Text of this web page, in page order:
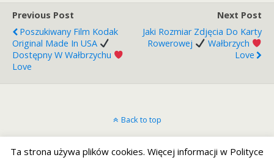
Previous Post
Poszukiwany Film Kodak
Original Made In USA
Dostępny W Wałbrzychu
Love
Next Post
Jaki Rozmiar Zdjęcia Do Karty
Rowerowej
Wałbrzych
Love
Back to top
Mobile Desktop
Ta strona używa plików cookies. Więcej informacji w Polityce